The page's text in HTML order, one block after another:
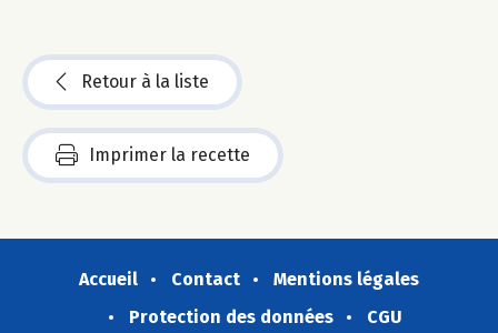
Retour à la liste
Imprimer la recette
Accueil Contact
Mentions légales
Protection des données
CGU